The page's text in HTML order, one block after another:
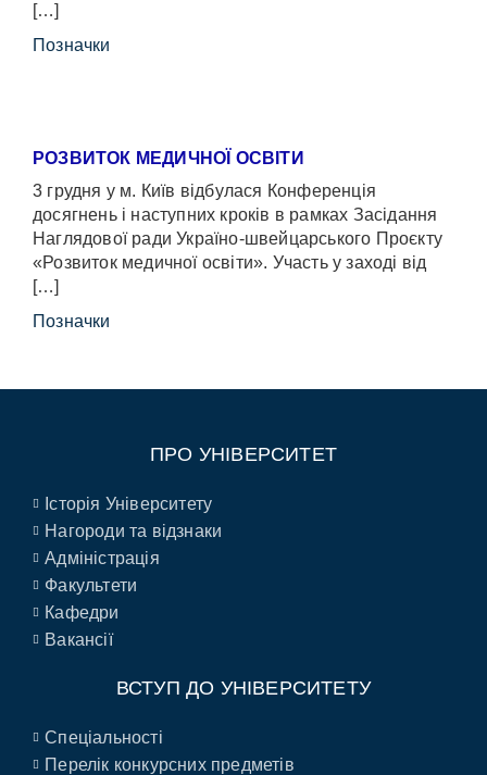
[…]
Позначки
РОЗВИТОК МЕДИЧНОЇ ОСВІТИ
3 грудня у м. Київ відбулася Конференція
досягнень і наступних кроків в рамках Засідання
Наглядової ради Україно-швейцарського Проєкту
«Розвиток медичної освіти». Участь у заході від
[…]
Позначки
ПРО УНІВЕРСИТЕТ
Історія Університету
Нагороди та відзнаки
Адміністрація
Факультети
Кафедри
Вакансії
ВСТУП ДО УНІВЕРСИТЕТУ
Спеціальності
Перелік конкурсних предметів